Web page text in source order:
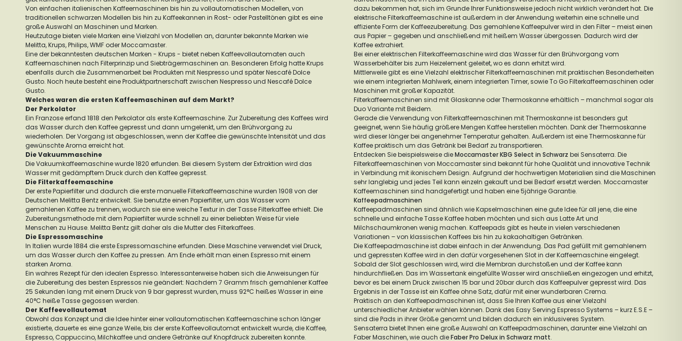
Von einfachen italienischen Kaffeemaschinen bis hin zu vollautomatischen Modellen, von
traditionellen schwarzen Modellen bis hin zu Kaffeekannen in Rost- oder Pastelltönen gibt es eine
große Auswahl an Maschinen und Marken.
Heutzutage bieten viele Marken eine Vielzahl von Modellen an, darunter bekannte Marken wie
Melitta, Krups, Philips, WMF oder Moccamaster.
Eine der bekanntesten deutschen Marken - Krups - bietet neben Kaffeevollautomaten auch
Kaffeemaschinen nach Filterprinzip und Siebträgermaschinen an. Besonderen Erfolg hatte Krups
ebenfalls durch die Zusammenarbeit bei Produkten mit Nespresso und später Nescafé Dolce
Gusto. Noch heute besteht eine Produktpartnerschaft zwischen Nespresso und Nescafé Dolce
Gusto.
Welches waren die ersten Kaffeemaschinen auf dem Markt?
Der Perkolator
Ein Franzose erfand 1818 den Perkolator als erste Kaffeemaschine. Zur Zubereitung des Kaffees wird
das Wasser durch den Kaffee gepresst und dann umgelenkt, um den Brühvorgang zu
wiederholen. Der Vorgang ist abgeschlossen, wenn der Kaffee die gewünschte Intensität und das
gewünschte Aroma erreicht hat.
Die Vakuummaschine
Die Vakuumkaffeemaschine wurde 1820 erfunden. Bei diesem System der Extraktion wird das
Wasser mit gedämpftem Druck durch den Kaffee gepresst.
Die Filterkaffeemaschine
Der erste Papierfilter und dadurch die erste manuelle Filterkaffeemaschine wurden 1908 von der
Deutschen Melitta Bentz entwickelt. Sie benutzte einen Papierfilter, um das Wasser vom
gemahlenen Kaffee zu trennen, wodurch sie eine weiche Textur in der Tasse Filterkaffee erhielt. Die
Zubereitungsmethode mit dem Papierfilter wurde schnell zu einer beliebten Weise für viele
Menschen zu Hause. Melitta Bentz gilt daher als die Mutter des Filterkaffees.
Die Espressomaschine
In Italien wurde 1884 die erste Espressomaschine erfunden. Diese Maschine verwendet viel Druck,
um das Wasser durch den Kaffee zu pressen. Am Ende erhält man einen Espresso mit einem
starken Aroma.
Ein wahres Rezept für den idealen Espresso. Interessanterweise haben sich die Anweisungen für
die Zubereitung des besten Espressos nie geändert: Nachdem 7 Gramm frisch gemahlener Kaffee
25 Sekunden lang mit einem Druck von 9 bar gepresst wurden, muss 92°C heißes Wasser in eine
40°C heiße Tasse gegossen werden.
Der Kaffeevollautomat
Obwohl das Konzept und die Idee hinter einer vollautomatischen Kaffeemaschine schon länger
existierte, dauerte es eine ganze Weile, bis der erste Kaffeevollautomat entwickelt wurde, die Kaffee,
Espresso, Cappuccino, Milchkaffee und andere Getränke auf Knopfdruck zubereiten konnte.
dazu bekommen hat, sich im Grunde Ihrer Funktionsweise jedoch nicht wirklich verändert hat. Die
elektrische Filterkaffeemaschine ist außerdem in der Anwendung weiterhin eine schnelle und
effiziente Form der Kaffeezubereitung. Das gemahlene Kaffeepulver wird in den Filter – meist einen
aus Papier – gegeben und anschließend mit heißem Wasser übergossen. Dadurch wird der
Kaffee extrahiert.
Bei einer elektrischen Filterkaffeemaschine wird das Wasser für den Brühvorgang vom
Wasserbehälter bis zum Heizelement geleitet, wo es dann erhitzt wird.
Mittlerweile gibt es eine Vielzahl elektrischer Filterkaffeemaschinen mit praktischen Besonderheiten
wie einem integrierten Mahlwerk, einem integrierten Timer, sowie To Go Filterkaffeemaschinen oder
Maschinen mit großer Kapazität.
Filterkaffeemaschinen sind mit Glaskanne oder Thermoskanne erhältlich – manchmal sogar als
Duo Variante mit Beidem.
Gerade die Verwendung von Filterkaffeemaschinen mit Thermoskanne ist besonders gut
geeignet, wenn Sie häufig größere Mengen Kaffee herstellen möchten. Dank der Thermoskanne
wird dieser länger bei angenehmer Temperatur gehalten. Außerdem ist eine Thermoskanne für
Kaffee praktisch um das Getränk bei Bedarf zu transportieren.
Entdecken Sie beispielsweise dieMoccamaster KBG Select in Schwarz bei Sensaterra. Die
Filterkaffeemaschinen von Moccamaster sind bekannt für hohe Qualität und innovative Technik
in Verbindung mit ikonischem Design. Aufgrund der hochwertigen Materialien sind die Maschinen
sehr langlebig und jedes Teil kann einzeln gekauft und bei Bedarf ersetzt werden. Moccamaster
Kaffeemaschinen sind handgefertigt und haben eine 5jährige Garantie.
Kaffeepadmaschinen
Kaffeepadmaschinen sind ähnlich wie Kapselmaschinen eine gute Idee für all jene, die eine
schnelle und einfache Tasse Kaffee haben möchten und sich aus Latte Art und
Milchschaumkronen wenig machen. Kaffeepads gibt es heute in vielen verschiedenen
Variationen – von klassischen Kaffees bis hin zu kakaohaltigen Getränken.
Die Kaffeepadmaschine ist dabei einfach in der Anwendung. Das Pad gefüllt mit gemahlenem
und gepressten Kaffee wird in den dafür vorgesehenen Slot in der Kaffeemaschine eingelegt.
Sobald der Slot geschlossen wird, wird die Membran durchstoßen und der Kaffee kann
hindurchfließen. Das im Wassertank eingefüllte Wasser wird anschließen eingezogen und erhitzt,
bevor es bei einem Druck zwischen 15 bar und 20bar durch das Kaffeepulver gepresst wird. Das
Ergebnis in der Tasse ist ein Kaffee ohne Satz, dafür mit einer wunderbaren Crema.
Praktisch an den Kaffeepadmaschinen ist, dass Sie Ihren Kaffee aus einer Vielzahl
unterschiedlicher Anbieter wählen können. Dank des Easy Serving Espresso Systems – kurz E.S.E –
sind die Pads in ihrer Größe genormt und bilden dadurch ein inklusiveres System.
Sensaterra bietet Ihnen eine große Auswahl an Kaffeepadmaschinen, darunter eine Vielzahl an
Faber Maschinen, wie auch dieFaber Pro Delux in Schwarz matt.